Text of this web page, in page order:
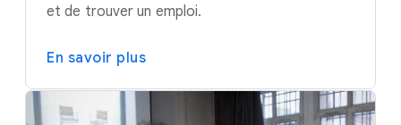
et de trouver un emploi.
En savoir plus